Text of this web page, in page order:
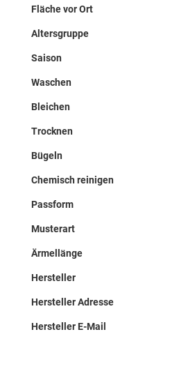
Fläche vor Ort
Altersgruppe
Saison
Waschen
Bleichen
Trocknen
Bügeln
Chemisch reinigen
Passform
Musterart
Ärmellänge
Hersteller
Hersteller Adresse
Hersteller E-Mail